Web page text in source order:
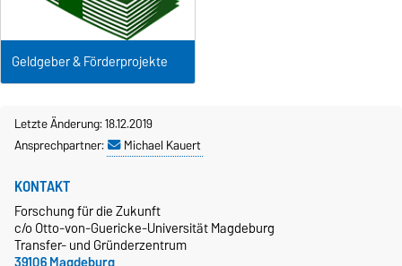
Geldgeber & Förderprojekte
Letzte Änderung: 18.12.2019
Ansprechpartner:
Michael Kauert
KONTAKT
Forschung für die Zukunft
c/o Otto-von-Guericke-Universität Magdeburg
Transfer- und Gründerzentrum